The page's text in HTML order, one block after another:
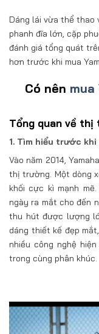
Dáng lái vừa thể thao
phanh đĩa lớn, cặp
đánh giá tổng quát
hơn trước khi mua
Có nên mua
Tổng quan về
1. Tìm hiểu trước khi
Vào năm 2014,
thị trường. Một dòng
khối cực kì mạnh
ngày ra mắt cho đến
thu hút được lượng
dáng thiết kế đẹp
nhiều công nghệ
trong cùng phân khúc.